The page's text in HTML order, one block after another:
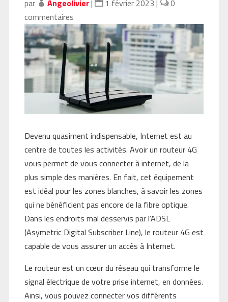
par Angeolivier| 1 février 2023 |
0
commentaires
Devenu quasiment indispensable, Internet est au
centre de toutes les activités. Avoir un routeur 4G
vous permet de vous connecter à internet, de la
plus simple des manières. En fait, cet équipement
est idéal pour les zones blanches, à savoir les zones
qui ne bénéficient pas encore de la fibre optique.
Dans les endroits mal desservis par l’ADSL
(Asymetric Digital Subscriber Line), le routeur 4G est
capable de vous assurer un accès à Internet.
Le routeur est un cœur du réseau qui transforme le
signal électrique de votre prise internet, en données.
Ainsi, vous pouvez connecter vos différents